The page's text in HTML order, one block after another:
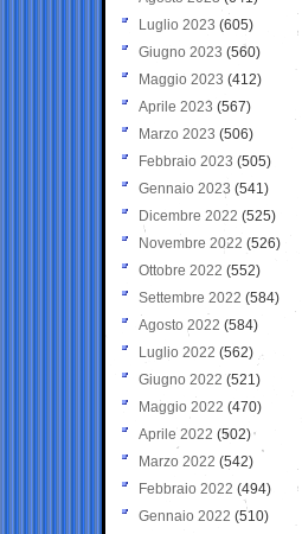
Luglio 2023 (605)
Giugno 2023 (560)
Maggio 2023 (412)
Aprile 2023 (567)
Marzo 2023 (506)
Febbraio 2023 (505)
Gennaio 2023 (541)
Dicembre 2022 (525)
Novembre 2022 (526)
Ottobre 2022 (552)
Settembre 2022 (584)
Agosto 2022 (584)
Luglio 2022 (562)
Giugno 2022 (521)
Maggio 2022 (470)
Aprile 2022 (502)
Marzo 2022 (542)
Febbraio 2022 (494)
Gennaio 2022 (510)